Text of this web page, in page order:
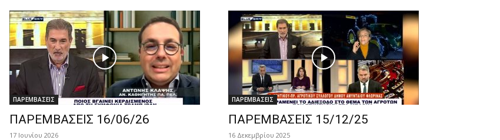
ΠΑΡΕΜΒΑΣΕΙΣ
ΠΑΡΕΜΒΑΣΕΙΣ 16/06/26
17 Ιουνίου 2026
ΠΑΡΕΜΒΑΣΕΙΣ
ΠΑΡΕΜΒΑΣΕΙΣ 15/12/25
16 Δεκεμβρίου 2025